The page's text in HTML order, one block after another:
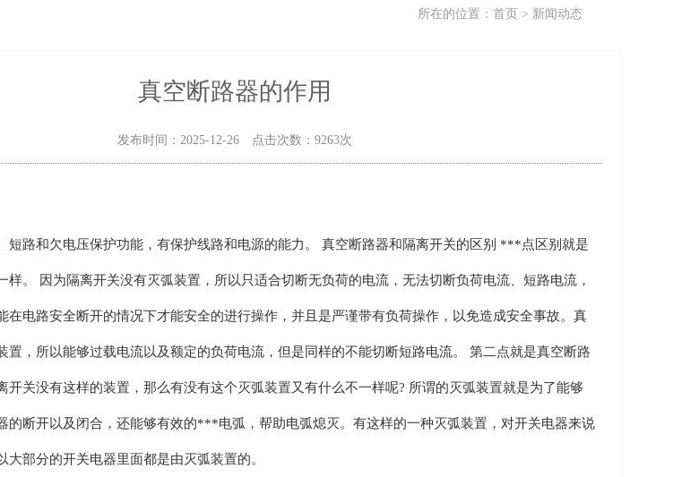
所在的位置： 首页 > 新闻动态
真空断路器的作用
发布时间：2025-12-26 点击次数：9263次
路和欠电压保护功能，有保护线路和电源的能力。 真空断路器和隔离开关的区别 ***点区别就是
样。 因为隔离开关没有灭弧装置，所以只适合切断无负荷的电流，无法切断负荷电流、短路电流，
在电路安全断开的情况下才能安全的进行操作，并且是严谨带有负荷操作，以免造成安全事故。真
置，所以能够过载电流以及额定的负荷电流，但是同样的不能切断短路电流。 第二点就是真空断路
开关没有这样的装置，那么有没有这个灭弧装置又有什么不一样呢? 所谓的灭弧装置就是为了能够
的断开以及闭合，还能够有效的***电弧，帮助电弧熄灭。有这样的一种灭弧装置，对开关电器来说
大部分的开关电器里面都是由灭弧装置的。